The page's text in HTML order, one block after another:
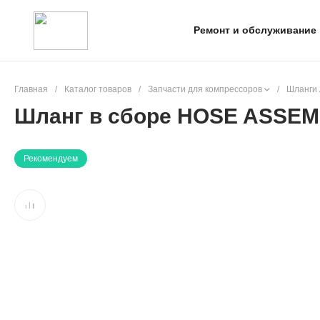
Ремонт и обслуживание
Главная / Каталог товаров / Запчасти для компрессоров / Шланги
Шланг в сборе HOSE
Рекомендуем